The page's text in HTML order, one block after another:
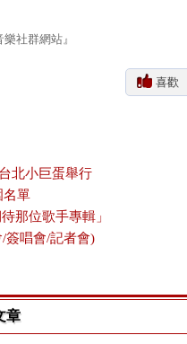
社群網站』
喜歡
北小巨蛋舉行
名單
那位歌手專輯」
簽唱會/記者會)
章